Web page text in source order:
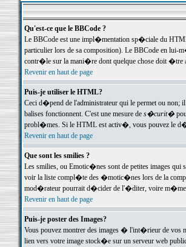
Qu'est-ce que le BBCode ?
Le BBCode est une impl�mentation sp�ciale du
particulier lors de sa composition). Le BBCode en lui-
contr�le sur la mani�re dont quelque chose doit �tre
Revenir en haut de page
Puis-je utiliser le HTML?
Ceci d�pend de l'administrateur qui le permet ou non;
balises fonctionnent. C'est une mesure de s�curit�
probl�mes. Si le HTML est activ�, vous pouvez le
Revenir en haut de page
Que sont les smilies ?
Les smilies, ou Emotic�nes sont de petites images
voir la liste compl�te des �motic�nes lors de la
mod�rateur pourrait d�cider de l'�diter, voire m�me
Revenir en haut de page
Puis-je poster des Images?
Vous pouvez montrer des images � l'int�rieur de vos
lien vers votre image stock�e sur un serveur web